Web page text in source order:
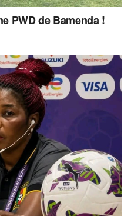
PWD de Bamenda !